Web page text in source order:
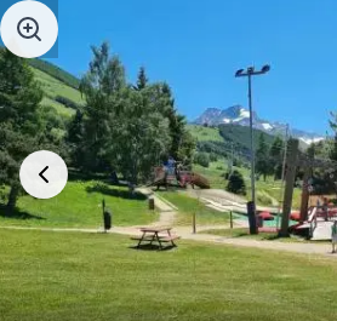
Aller au contenu principal